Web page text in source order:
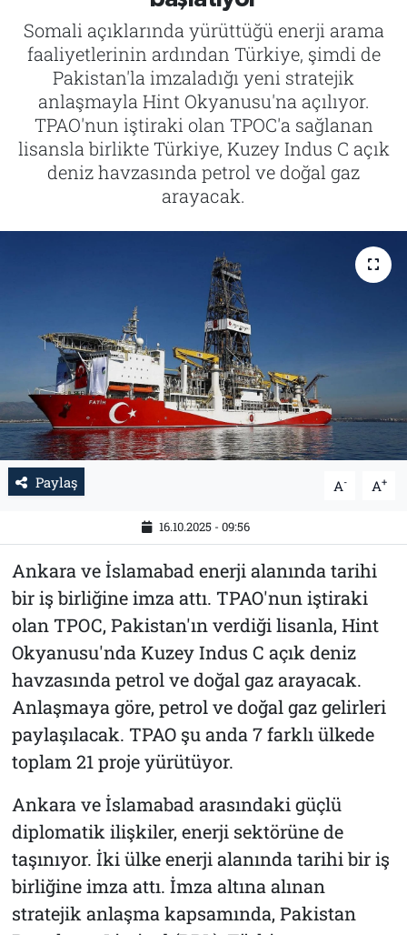
Somali açıklarında yürüttüğü enerji arama
faaliyetlerinin ardından Türkiye, şimdi de
Pakistan'la imzaladığı yeni stratejik
anlaşmayla Hint Okyanusu'na açılıyor.
TPAO'nun iştiraki olan TPOC'a sağlanan
lisansla birlikte Türkiye, Kuzey Indus C açık
deniz havzasında petrol ve doğal gaz
arayacak.
Paylaş A- A+
16.10.2025 - 09:56
Ankara ve İslamabad enerji alanında tarihi
bir iş birliğine imza attı. TPAO'nun iştiraki
olan TPOC, Pakistan'ın verdiği lisanla, Hint
Okyanusu'nda Kuzey Indus C açık deniz
havzasında petrol ve doğal gaz arayacak.
Anlaşmaya göre, petrol ve doğal gaz gelirleri
paylaşılacak. TPAO şu anda 7 farklı ülkede
toplam 21 proje yürütüyor.
Ankara ve İslamabad arasındaki güçlü
diplomatik ilişkiler, enerji sektörüne de
taşınıyor. İki ülke enerji alanında tarihi bir iş
birliğine imza attı. İmza altına alınan
stratejik anlaşma kapsamında, Pakistan
Tarih
İletişim
Künye